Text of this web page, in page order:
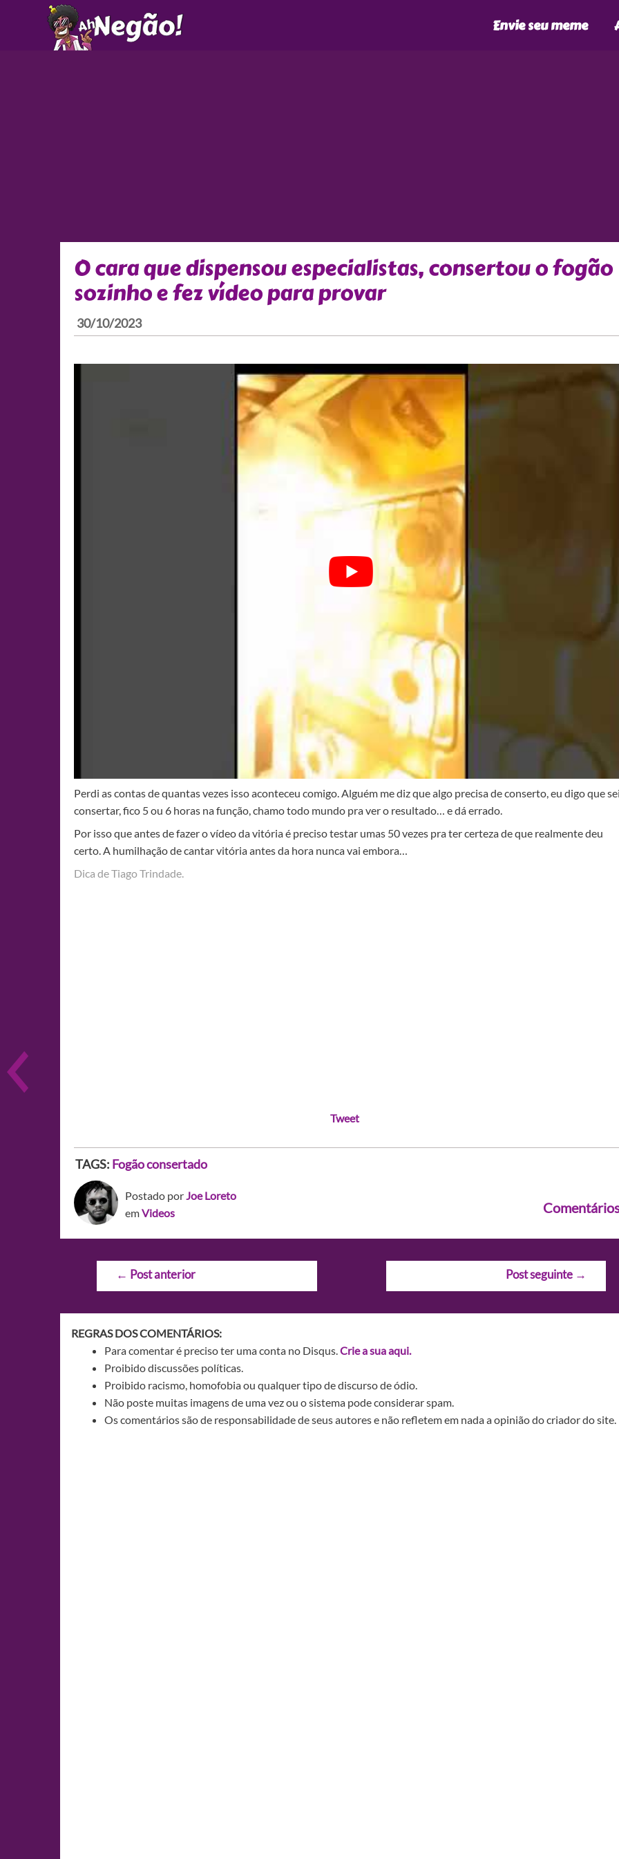
Envie seu meme
O cara que dispensou especialistas, consertou o fogão
sozinho e fez vídeo para provar
30/10/2023
Perdi as contas de quantas vezes isso aconteceu comigo. Alguém me diz que algo precisa de conserto, eu digo que
consertar, fico 5 ou 6 horas na função, chamo todo mundo pra ver o resultado… e dá errado.
Por isso que antes de fazer o vídeo da vitória é preciso testar umas 50 vezes pra ter certeza de que realmente deu
certo. A humilhação de cantar vitória antes da hora nunca vai embora…
Dica de Tiago Trindade.
Tweet
TAGS: Fogão consertado
Postado porJoe Loreto
emVideos
Navegação
← Post anterior Post seguinte →
REGRAS DOS COMENTÁRIOS:
Para comentar é preciso ter uma conta no Disqus.Crie a sua aqui.
Proibido discussões políticas.
Proibido racismo, homofobia ou qualquer tipo de discurso de ódio.
Não poste muitas imagens de uma vez ou o sistema pode considerar spam.
Os comentários são de responsabilidade de seus autores e não refletem em nada a opinião do criador do site.